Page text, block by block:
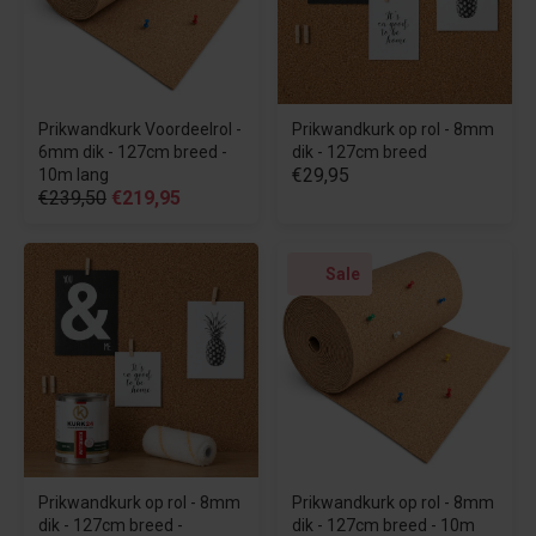
Prikwandkurk Voordeelrol -
6mm dik - 127cm breed -
10m lang
€239,50 €219,95
Prikwandkurk op rol - 8mm
dik - 127cm breed
€29,95
Prikwandkurk op rol - 8mm
dik - 127cm breed -
Sale
Prikwandkurk op rol - 8mm
dik - 127cm breed - 10m